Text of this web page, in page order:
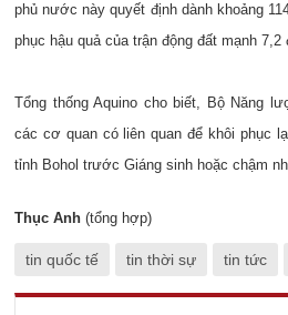
phủ nước này quyết định dành khoảng
phục hậu quả của trận động đất mạnh
Tổng thống Aquino cho biết, Bộ Năng
các cơ quan có liên quan để khôi phục
tỉnh Bohol trước Giáng sinh hoặc chậm
Thục Anh (tổng hợp)
tin quốc tế tin thời sự tin tức